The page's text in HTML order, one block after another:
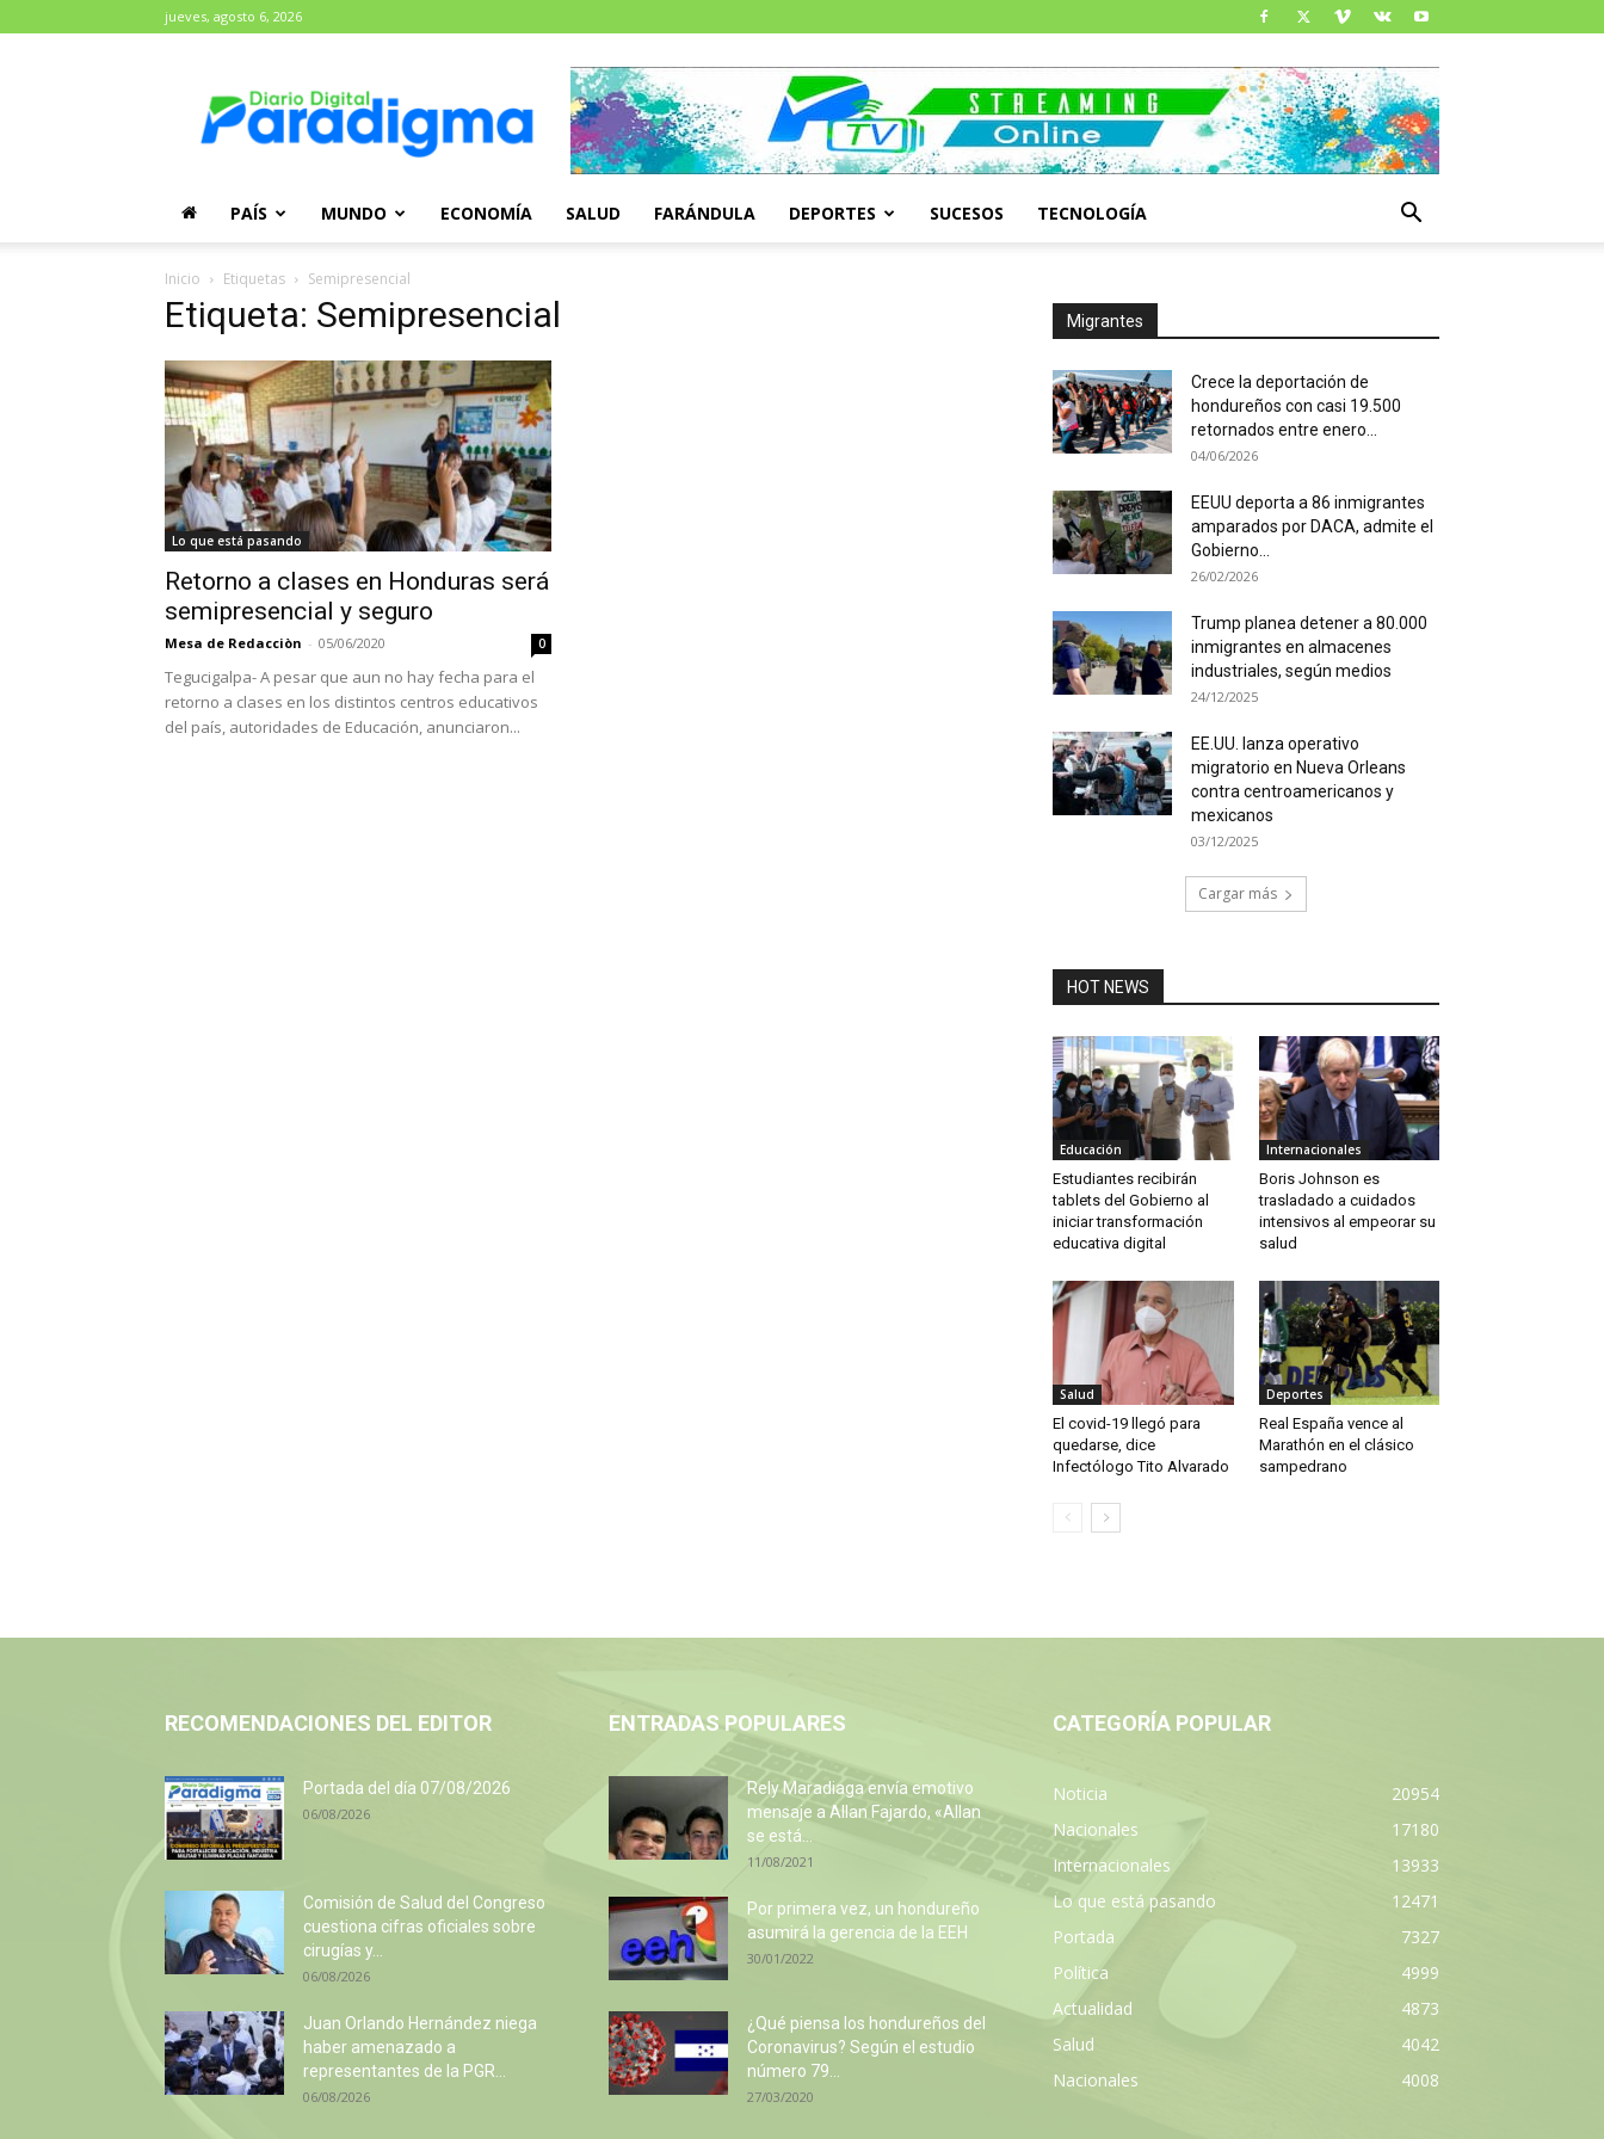
jueves, agosto 6, 2026
Paradigma
PAÍS MUNDO ECONOMÍA SALUD FARÁNDULA DEPORTES SUCESOS TECNOLOGÍA
Inicio Etiquetas Semipresencial
Etiqueta: Semipresencial
Lo que está pasando
Retorno a clases en Honduras será
semipresencial y seguro
Mesa de Redacciòn - 05/06/2020 0
Tegucigalpa- A pesar que aun no hay fecha para el
retorno a clases en los distintos centros educativos
del país, autoridades de Educación, anunciaron...
Migrantes
Crece la deportación de
hondureños con casi 19.500
retornados entre enero...
04/06/2026
EEUU deporta a 86 inmigrantes
amparados por DACA, admite el
Gobierno...
26/02/2026
Trump planea detener a 80.000
inmigrantes en almacenes
industriales, según medios
24/12/2025
EE.UU. lanza operativo
migratorio en Nueva Orleans
contra centroamericanos y
mexicanos
03/12/2025
Cargar más
HOT NEWS
Educación
Estudiantes recibirán
tablets del Gobierno al
iniciar transformación
educativa digital
Internacionales
Boris Johnson es
trasladado a cuidados
intensivos al empeorar su
salud
Salud
El covid-19 llegó para
quedarse, dice
Infectólogo Tito Alvarado
Deportes
Real España vence al
Marathón en el clásico
sampedrano
RECOMENDACIONES DEL EDITOR
Portada del día 07/08/2026
06/08/2026
Comisión de Salud del Congreso
cuestiona cifras oficiales sobre
cirugías y...
06/08/2026
Juan Orlando Hernández niega
haber amenazado a
representantes de la PGR...
06/08/2026
ENTRADAS POPULARES
Rely Maradiaga envía emotivo
mensaje a Allan Fajardo, «Allan
se está...
11/08/2021
Por primera vez, un hondureño
asumirá la gerencia de la EEH
30/01/2022
¿Qué piensa los hondureños del
Coronavirus? Según el estudio
número 79...
27/03/2020
CATEGORÍA POPULAR
Noticia
20954
Nacionales
17180
Internacionales
13933
Lo que está pasando
12471
Portada
7327
Política
4999
Actualidad
4873
Salud
4042
Nacionales
4008